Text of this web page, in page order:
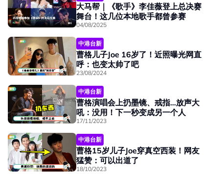
大马帮｜《歌手》李佳薇登上总决赛
舞台！这几位本地歌手都曾参赛
04/08/2025
中港台新
曹格儿子Joe 16岁了！近照曝光网直
呼：也变太帅了吧
23/08/2024
中港台新
曹格演唱会上扔墨镜、戒指...放声大
吼：没用！下一秒变成另一个人
17/11/2023
中港台新
曹格15岁儿子Joe穿真空西装！网友
猛赞：可以出道了
18/10/2023